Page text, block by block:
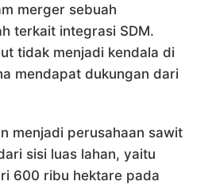
merger sebuah
terkait integrasi SDM.
tidak menjadi kendala di
mendapat dukungan dari
menjadi perusahaan sawit
sisi luas lahan, yaitu
600 ribu hektare pada